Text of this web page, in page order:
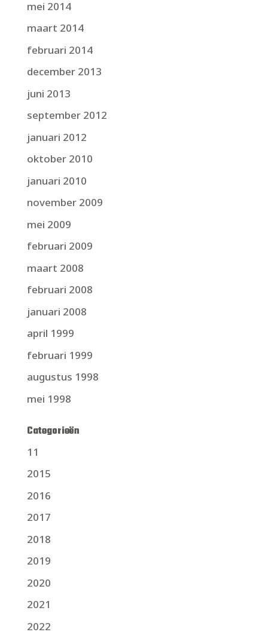
mei 2014
maart 2014
februari 2014
december 2013
juni 2013
september 2012
januari 2012
oktober 2010
januari 2010
november 2009
mei 2009
februari 2009
maart 2008
februari 2008
januari 2008
april 1999
februari 1999
augustus 1998
mei 1998
Categorieën
11
2015
2016
2017
2018
2019
2020
2021
2022